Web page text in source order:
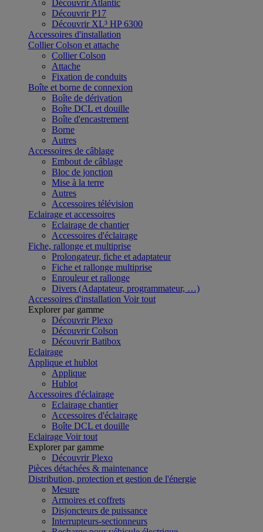
Découvrir Atlantic
Découvrir P17
Découvrir XL³ HP 6300
Accessoires d'installation
Collier Colson et attache
Collier Colson
Attache
Fixation de conduits
Boîte et borne de connexion
Boîte de dérivation
Boîte DCL et douille
Boîte d'encastrement
Borne
Autres
Accessoires de câblage
Embout de câblage
Bloc de jonction
Mise à la terre
Autres
Accessoires télévision
Eclairage et accessoires
Eclairage de chantier
Accessoires d'éclairage
Fiche, rallonge et multiprise
Prolongateur, fiche et adaptateur
Fiche et rallonge multiprise
Enrouleur et rallonge
Divers (Adaptateur, programmateur, …)
Accessoires d'installation Voir tout
Explorer par gamme
Découvrir Plexo
Découvrir Colson
Découvrir Batibox
Eclairage
Applique et hublot
Applique
Hublot
Accessoires d'éclairage
Eclairage chantier
Accessoires d'éclairage
Boîte DCL et douille
Eclairage Voir tout
Explorer par gamme
Découvrir Plexo
Pièces détachées & maintenance
Distribution, protection et gestion de l'énergie
Mesure
Armoires et coffrets
Disjoncteurs de puissance
Interrupteurs-sectionneurs